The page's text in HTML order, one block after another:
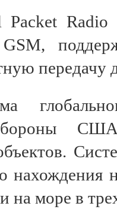
Radio
передачу
нахождения
на море в